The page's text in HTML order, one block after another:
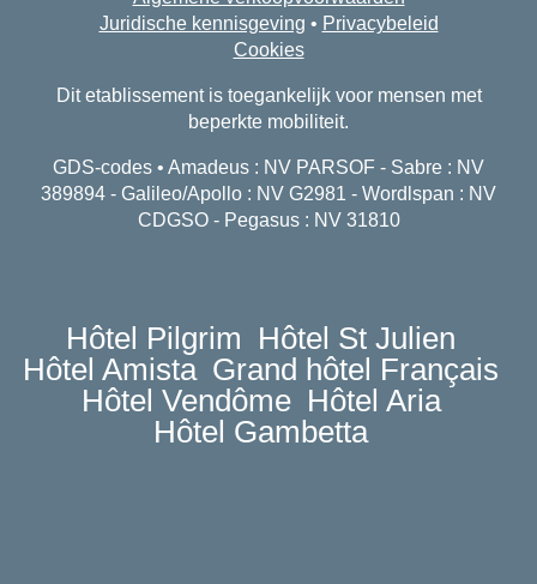
Juridische kennisgeving • Privacybeleid
Cookies
Dit etablissement is toegankelijk voor mensen met
beperkte mobiliteit.
GDS-codes • Amadeus : NV PARSOF - Sabre : NV
389894 - Galileo/Apollo : NV G2981 - Wordlspan : NV
CDGSO - Pegasus : NV 31810
Hôtel Pilgrim
Hôtel St Julien
Hôtel Amista Grand hôtel Français
Hôtel Vendôme Hôtel Aria
Hôtel Gambetta